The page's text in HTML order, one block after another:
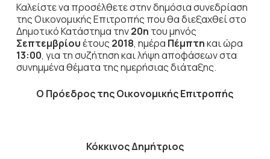
Καλείστε να προσέλθετε στην δημόσια συνεδρίαση
της Οικονομικής Επιτροπής που θα διεξαχθεί στο
Δημοτικό Κατάστημα την20η του μηνός
Σεπτεμβρίουέτους 2018, ημέρα Πέμπτηκαι ώρα
13:00, για τη συζήτησηκαι λήψη αποφάσεων στα
συνημμένα θέματα της ημερήσιας διάταξης.
Ο Πρόεδροςτης Οικονομικής Επιτροπής
Κόκκινος Δημήτριος